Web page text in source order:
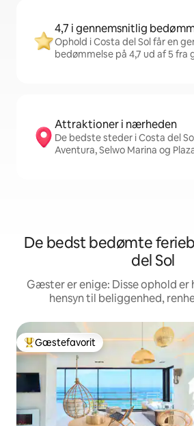
4,7 i gennemsnitlig
Ophold i Costa del Sol får en
bedømmelse på 4,7 ud af 5
Attraktioner i nærheden
De bedste steder i Costa del
Aventura, Selwo Marina og
De bedst bedømte
del Sol
Gæster er enige: Disse ophold
hensyn til beliggenhed,
Bedste gæstefavorit
Gæstefavorit